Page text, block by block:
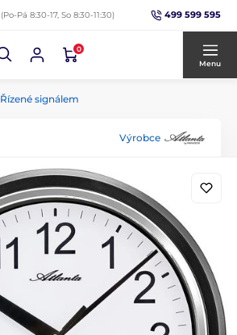
(Po-Pá 8:30-17, So 8:30-11:30) 499 599 595
0
Menu
Řízené signálem
Výrobce